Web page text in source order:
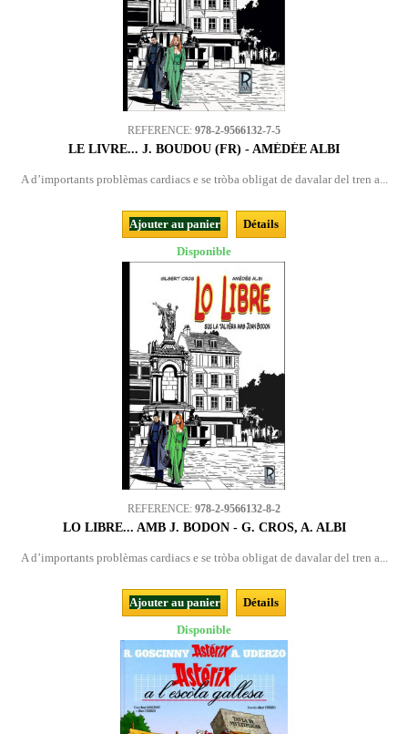
REFERENCE: 978-2-9566132-7-5
LE LIVRE... J. BOUDOU (FR) - AMÉDÉE ALBI
A d’importants problèmas cardiacs e se tròba obligat de davalar del tren a...
Ajouter au panier
Détails
Disponible
REFERENCE: 978-2-9566132-8-2
LO LIBRE... AMB J. BODON - G. CROS, A. ALBI
A d’importants problèmas cardiacs e se tròba obligat de davalar del tren a...
Ajouter au panier
Détails
Disponible